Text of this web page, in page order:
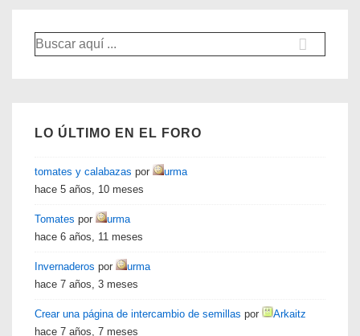
Buscar
por:
LO ÚLTIMO EN EL FORO
tomates y calabazas por
urma
hace 5 años, 10 meses
Tomates por
urma
hace 6 años, 11 meses
Invernaderos por
urma
hace 7 años, 3 meses
Crear una página de intercambio de semillas por
Arkaitz
hace 7 años, 7 meses